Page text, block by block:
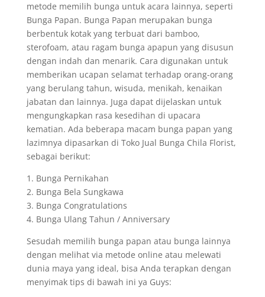
metode memilih bunga untuk acara lainnya, seperti
Bunga Papan. Bunga Papan merupakan bunga
berbentuk kotak yang terbuat dari bamboo,
sterofoam, atau ragam bunga apapun yang disusun
dengan indah dan menarik. Cara digunakan untuk
memberikan ucapan selamat terhadap orang-orang
yang berulang tahun, wisuda, menikah, kenaikan
jabatan dan lainnya. Juga dapat dijelaskan untuk
mengungkapkan rasa kesedihan di upacara
kematian. Ada beberapa macam bunga papan yang
lazimnya dipasarkan di Toko Jual Bunga Chila Florist,
sebagai berikut:
1. Bunga Pernikahan
2. Bunga Bela Sungkawa
3. Bunga Congratulations
4. Bunga Ulang Tahun / Anniversary
Sesudah memilih bunga papan atau bunga lainnya
dengan melihat via metode online atau melewati
dunia maya yang ideal, bisa Anda terapkan dengan
menyimak tips di bawah ini ya Guys: